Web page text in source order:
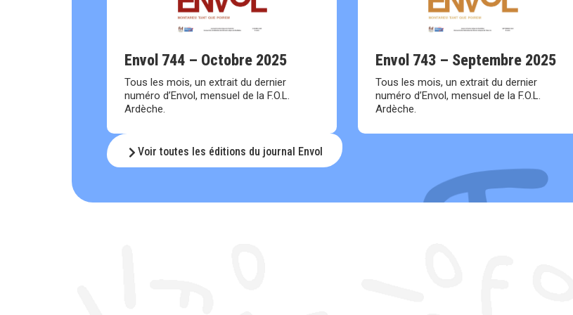
Envol 744 – Octobre 2025
Tous les mois, un extrait du dernier
numéro d’Envol, mensuel de la F.O.L.
Ardèche.
Envol 743 – Septembre 2025
Tous les mois, un extrait du dernier
numéro d’Envol, mensuel de la F.O.L.
Ardèche.
Voir toutes les éditions du journal Envol